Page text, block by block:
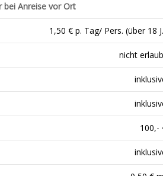
bei Anreise vor Ort
1,50 € p. Tag/ Pers. (über 18
nicht
100,-